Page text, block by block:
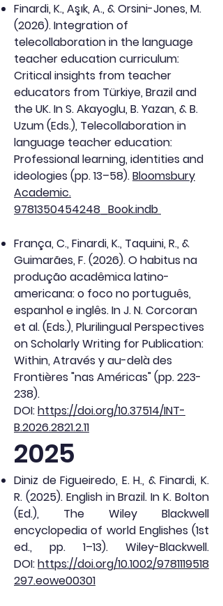
Finardi, K., Aşık, A., & Orsini-Jones, M.
(2026). Integration of
telecollaboration in the language
teacher education curriculum:
Critical insights from teacher
educators from Türkiye, Brazil and
the UK. In S. Akayoglu, B. Yazan, & B.
Uzum (Eds.), Telecollaboration in
language teacher education:
Professional learning, identities and
ideologies (pp. 13–58).Bloomsbury
Academic.
9781350454248_Book.indb
França, C., Finardi, K., Taquini, R., &
Guimarães, F. (2026). O habitus na
produção acadêmica latino-
americana: o foco no português,
espanhol e inglês. In J. N. Corcoran
et al. (Eds.), Plurilingual Perspectives
on Scholarly Writing for Publication:
Within, Através y au-delà des
Frontières "nas Américas" (pp. 223-
238).
DOI:https://doi.org/10.37514/INT-
B.2026.2821.2.11
2025
Diniz de Figueiredo, E. H., & Finardi, K.
R. (2025). English in Brazil. In K. Bolton
(Ed.), The Wiley Blackwell
encyclopedia of world Englishes (1st
ed., pp. 1–13). Wiley-Blackwell.
DOI:https://doi.org/10.1002/9781119518
297.eowe00301